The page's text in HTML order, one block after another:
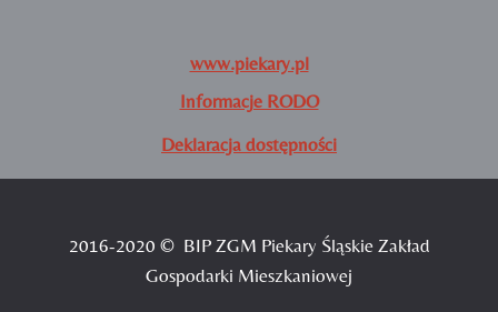
www.piekary.pl
Informacje RODO
Deklaracja dostępności
2016-2020 © BIP ZGM Piekary Śląskie Zakład
Gospodarki Mieszkaniowej